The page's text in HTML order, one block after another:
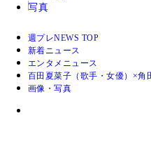
写真
週プレNEWS TOP
新着ニュース
エンタメニュース
百田夏菜子（歌手・女優）×角
画像・写真